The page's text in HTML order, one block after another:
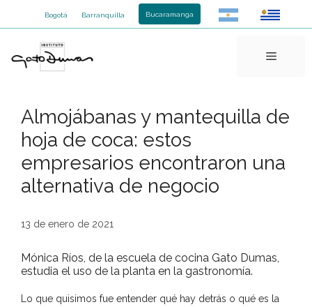
Bogotá Barranquilla Bucaramanga
Menú
Almojábanas y mantequilla de
hoja de coca: estos
empresarios encontraron una
alternativa de negocio
13 de enero de 2021
Mónica Ríos, de la escuela de cocina Gato Dumas,
estudia el uso de la planta en la gastronomía.
Lo que quisimos fue entender qué hay detrás o qué es la